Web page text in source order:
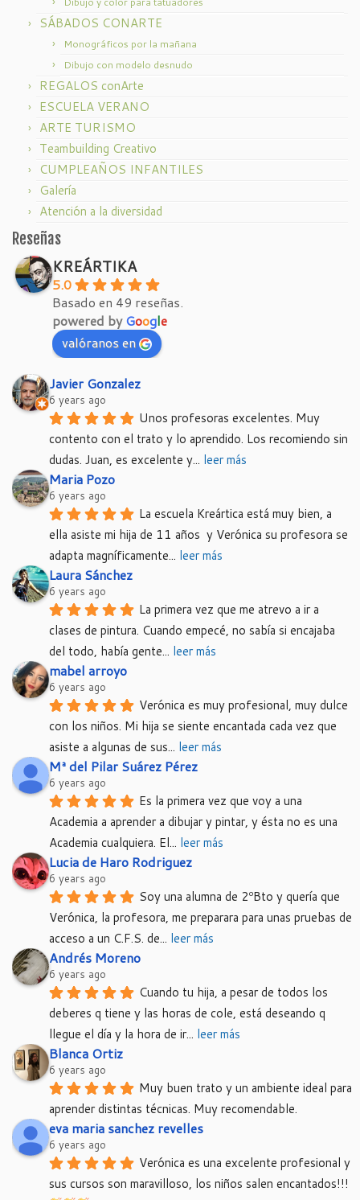
SÁBADOS CONARTE
Monográficos por la mañana
Dibujo con modelo desnudo
REGALOS conArte
ESCUELA VERANO
ARTE TURISMO
Teambuilding Creativo
CUMPLEAÑOS INFANTILES
Galería
Atención a la diversidad
Reseñas
KREÁRTIKA
5.0
Basado en 49 reseñas.
powered byGoogle
valóranos en
Javier Gonzalez
6 years ago
Unos profesoras excelentes. Muy
contento con el trato y lo aprendido. Los recomiendo sin
dudas. Juan, es excelente y... leer más
Maria Pozo
6 years ago
La escuela Kreártica está muy bien, a
ella asiste mi hija de 11 años  y Verónica su profesora se
adapta magníficamente... leer más
Laura Sánchez
6 years ago
La primera vez que me atrevo a ir a
clases de pintura. Cuando empecé, no sabía si encajaba
del todo, había gente... leer más
mabel arroyo
6 years ago
Verónica es muy profesional, muy dulce
con los niños. Mi hija se siente encantada cada vez que
asiste a algunas de sus... leer más
Mª del Pilar Suárez Pérez
6 years ago
Es la primera vez que voy a una
Academia a aprender a dibujar y pintar, y ésta no es una
Academia cualquiera. El... leer más
Lucia de Haro Rodriguez
6 years ago
Soy una alumna de 2ºBto y quería que
Verónica, la profesora, me preparara para unas pruebas de
acceso a un C.F.S. de... leer más
Andrés Moreno
6 years ago
Cuando tu hija, a pesar de todos los
deberes q tiene y las horas de cole, está deseando q
llegue el día y la hora de ir... leer más
Blanca Ortiz
6 years ago
Muy buen trato y un ambiente ideal para
aprender distintas técnicas. Muy recomendable.
eva maria sanchez revelles
6 years ago
Verónica es una excelente profesional y
sus cursos son maravilloso, los niños salen encantados!!!